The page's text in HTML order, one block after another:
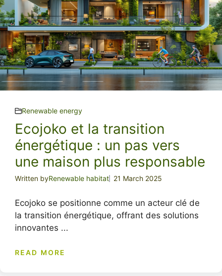
Renewable energy
Ecojoko et la transition
énergétique : un pas vers
une maison plus responsable
Written byRenewable habitat 21 March 2025
Ecojoko se positionne comme un acteur clé de
la transition énergétique, offrant des solutions
innovantes ...
READ MORE